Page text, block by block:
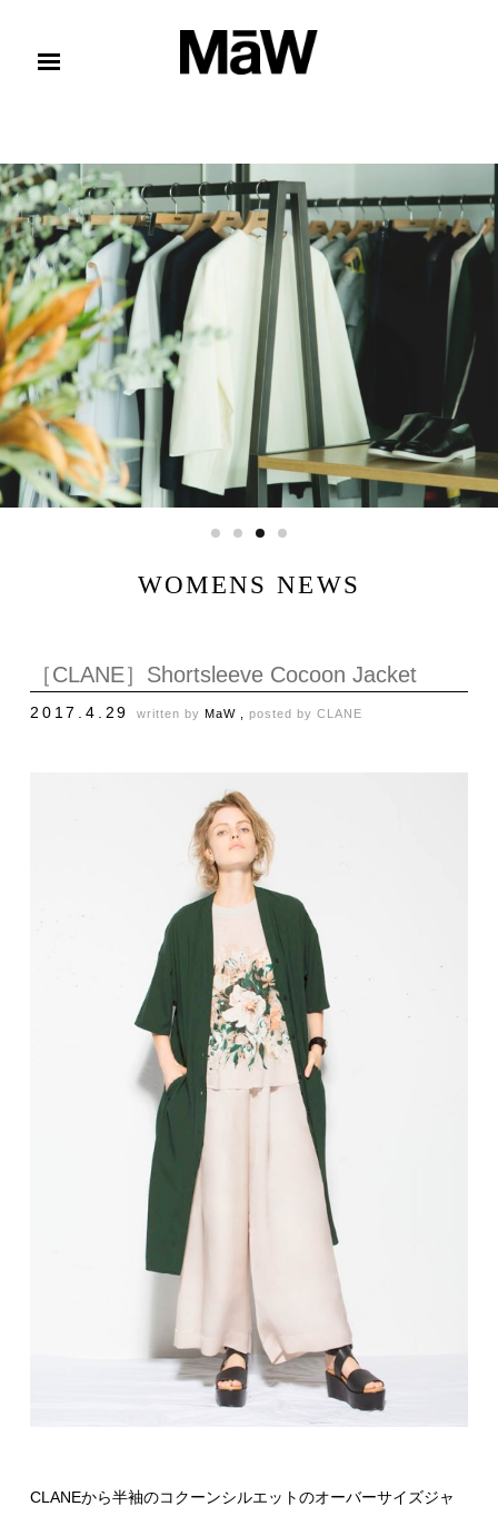
WOMENS NEWS
［CLANE］Shortsleeve Cocoon Jacket
2017.4.29 written by MaW , posted by CLANE
CLANEから半袖のコクーンシルエットのオーバーサイズジャ